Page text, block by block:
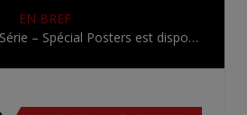
EN BREF
L’AnimeLand Hors-Série – Spécial Posters est disponible !